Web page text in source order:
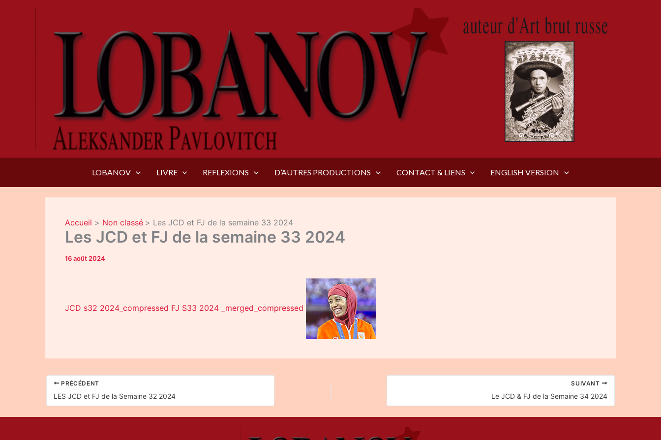
LOBANOV LIVRE REFLEXIONS D’AUTRES PRODUCTIONS CONTACT & LIENS ENGLISH VERSION
Accueil Non classé Les JCD et FJ de la semaine 33 2024
Les JCD et FJ de la semaine 33 2024
16 août 2024
JCD s32 2024_compressed FJ S33 2024 _merged_compressed
PRÉCÉDENT
LES JCD et FJ de la Semaine 32 2024
SUIVANT
Le JCD & FJ de la Semaine 34 2024